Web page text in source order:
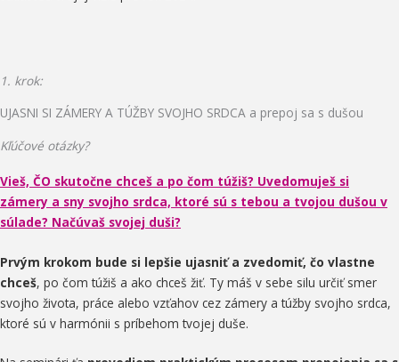
1. krok:
UJASNI SI ZÁMERY A TÚŽBY SVOJHO SRDCA a prepoj sa s dušou
Kľúčové otázky?
Vieš, ČO skutočne chceš a po čom túžiš? Uvedomuješ si
zámery a sny svojho srdca, ktoré sú s tebou a tvojou dušou v
súlade? Načúvaš svojej duši?
Prvým krokom bude si lepšie ujasniť a zvedomiť, čo vlastne
chceš, po čom túžiš a ako chceš žiť. Ty máš v sebe silu určiť smer
svojho života, práce alebo vzťahov cez zámery a túžby svojho srdca,
ktoré sú v harmónii s príbehom tvojej duše.